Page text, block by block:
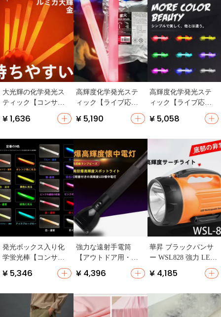
大光輝の化学発光ス
ティック【コンサー
¥ 1,636
高輝度化学発光ステ
ィック【ライブ応援
用・多用途・カラー
バリエーション】
¥ 5,190
高輝度化学発光ステ
ィック【ライブ応援
用・アートイベント
に最適】
¥ 5,058
発光ボックス入り化
学蛍光棒【コンサー
¥ 5,346
強力な遠射手電筒
【アウトドア用・パ
策】
¥ 4,396
華昇 ブラックパンサ
ー WSL828 強力 LED
懐中電灯【10W・防爆
設計・持ち運び可
¥ 4,185